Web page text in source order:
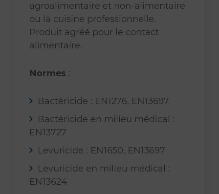
agroalimentaire et non-alimentaire
ou la cuisine professionnelle.
Produit agréé pour le contact
alimentaire.
Normes :
Bactéricide : EN1276, EN13697
Bactéricide en milieu médical :
EN13727
Levuricide : EN1650, EN13697
Levuricide en milieu médical :
EN13624